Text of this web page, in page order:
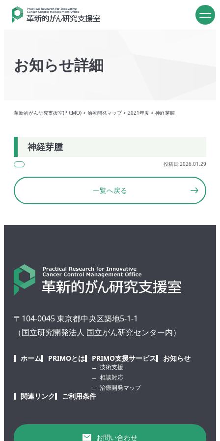
お知らせ詳細
革新的がん研究支援室(PRIMO) > 治療開発マップ> 2021年度 > 神経芽腫
神経芽腫
投稿日:2026.01.29
一覧へ戻る
〒104-0045 東京都中央区築地5-1-1
（国立研究開発法人 国立がん研究センター内）
ホーム PRIMOとは PRIMO支援サービス
技術支援
相談対応
治療開発マップ
お知らせ
関連リンク ご利用条件
お問い合わせ